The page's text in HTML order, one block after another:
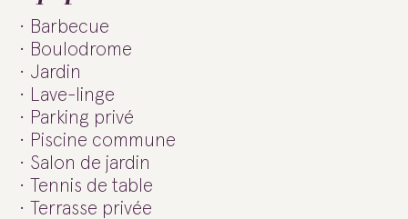
Barbecue
Boulodrome
Jardin
Lave-linge
Parking privé
Piscine commune
Salon de jardin
Tennis de table
Terrasse privée